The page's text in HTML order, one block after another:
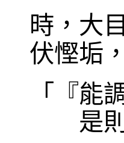
時，大
伏慳垢
「『
是則